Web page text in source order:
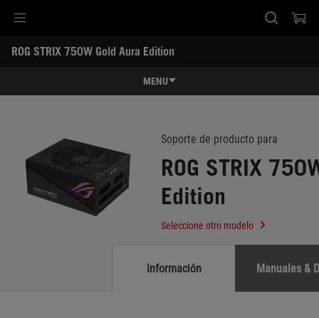
Ir al contenido
Ayuda sobre accesibilidad
Ir al menú
ASUS Footer
ROG STRIX 750W Gold Aura Edition
MENU
Características
Especificaciones
Premios
Galería
Soporte de producto para
ROG STRIX
Edition
Seleccione otro modelo
Información Manuales &